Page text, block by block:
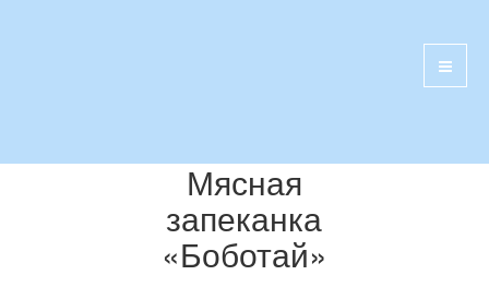
Мясная
запеканка
«Боботай»